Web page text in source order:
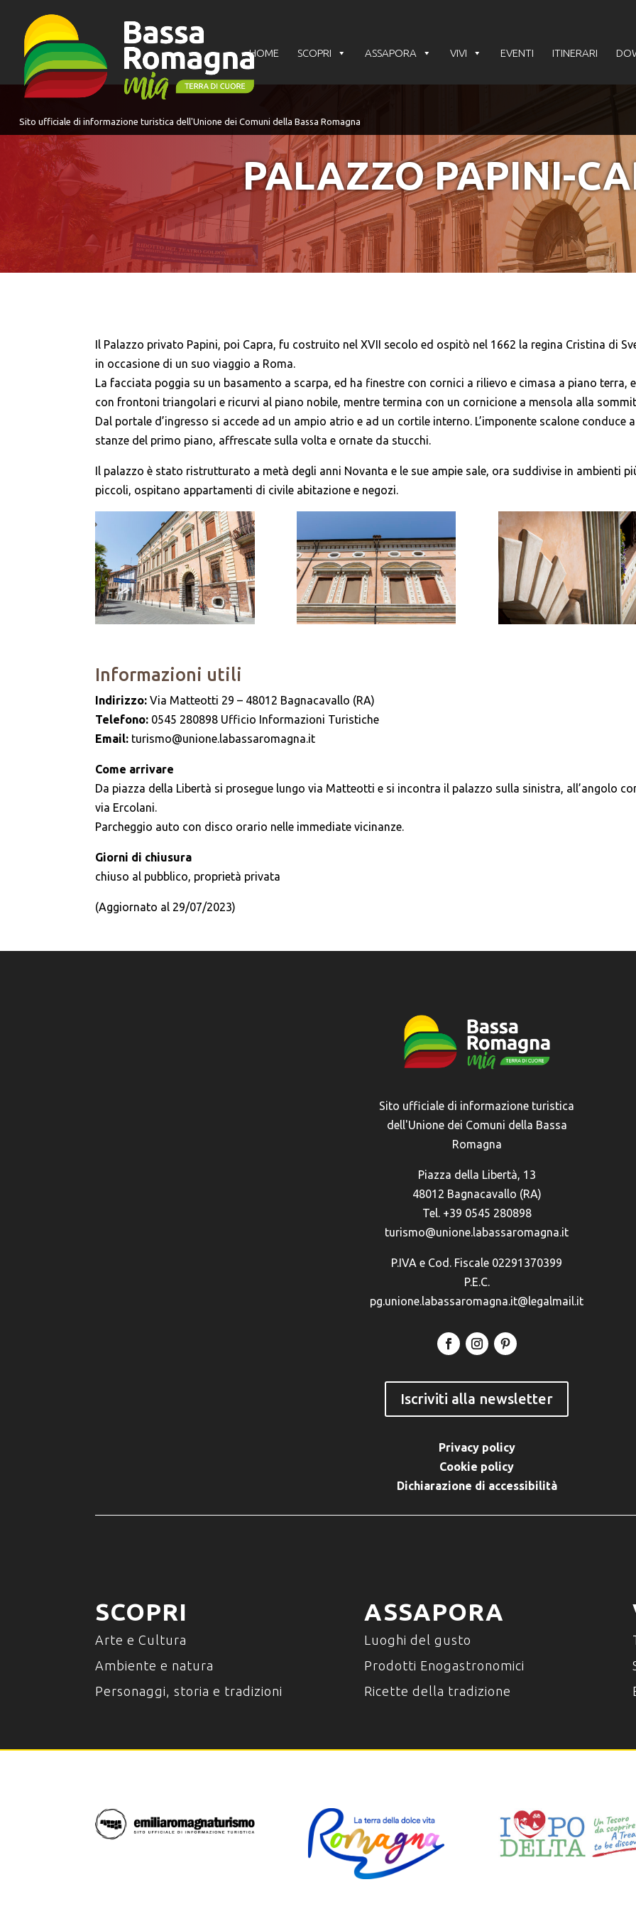
HOME SCOPRI ASSAPORA VIVI EVENTI ITINERARI
PALAZZO PAPINI-
Il Palazzo privato Papini, poi Capra, fu costruito nel XVII secolo ed ospitò nel 1662 la regina Cristina di
in occasione di un suo viaggio a Roma.
La facciata poggia su un basamento a scarpa, ed ha finestre con cornici a rilievo e cimasa a piano terra, e
con frontoni triangolari e ricurvi al piano nobile, mentre termina con un cornicione a mensola alla
Dal portale d’ingresso si accede ad un ampio atrio e ad un cortile interno. L’imponente scalone conduce
stanze del primo piano, affrescate sulla volta e ornate da stucchi.
Il palazzo è stato ristrutturato a metà degli anni Novanta e le sue ampie sale, ora suddivise in ambienti
piccoli, ospitano appartamenti di civile abitazione e negozi.
Informazioni utili
Indirizzo:Via Matteotti 29 – 48012 Bagnacavallo (RA)
Telefono: 0545 280898 Ufficio Informazioni Turistiche
Email: turismo@unione.labassaromagna.it
Come arrivare
Da piazza della Libertà si prosegue lungo via Matteotti e si incontra il palazzo sulla sinistra, all’angolo
via Ercolani.
Parcheggio auto con disco orario nelle immediate vicinanze.
Giorni di chiusura
chiuso al pubblico, proprietà privata
(Aggiornato al 29/07/2023)
Sito ufficiale di informazione turistica
dell'Unione dei Comuni della Bassa
Romagna
Piazza della Libertà, 13
48012 Bagnacavallo (RA)
Tel. +39 0545 280898
turismo@unione.labassaromagna.it
P.IVA e Cod. Fiscale 02291370399
P.E.C.
pg.unione.labassaromagna.it@legalmail.it
Iscriviti alla newsletter
Privacy policy
Cookie policy
Dichiarazione di accessibilità
SCOPRI
Arte e Cultura
Ambiente e natura
Personaggi, storia e tradizioni
ASSAPORA
Luoghi del gusto
Prodotti Enogastronomici
Ricette della tradizione